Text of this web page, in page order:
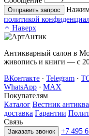
Отправить запрос
политикой
Наверх
Антикварный салон в
живопись и книги — с
ВКонтакте · Telegram ·
WhatsApp · MAX
Покупателям
Каталог Вестник
доставка Гарантии
Связь
Заказать звонок +7 495